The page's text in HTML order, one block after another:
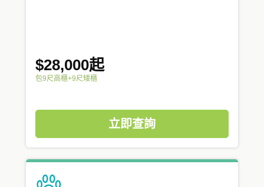
$28,000起
包9尺高櫃+9尺矮櫃
立即查詢